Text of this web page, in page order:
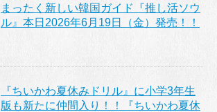
まったく新しい韓国ガイド『推し活ソウ
ル』本日2026年6月19日（金）発売！！
『ちいかわ夏休みドリル』に小学3年生
版も新たに仲間入り！！『ちいかわ夏休